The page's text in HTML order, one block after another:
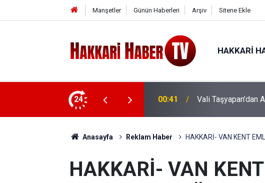
Manşetler Günün Haberleri Arşiv Sitene Ekle
HAKKARI
24 00:37 Vali Taşyapan
Anasayfa Reklam Haber HAKKARİ- VAN KENT
HAKKARİ- VAN